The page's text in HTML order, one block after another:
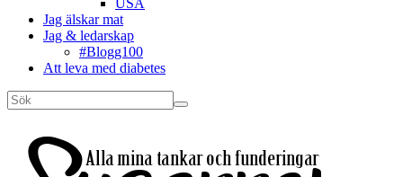
USA
Jag älskar mat
Jag & ledarskap
#Blogg100
Att leva med diabetes